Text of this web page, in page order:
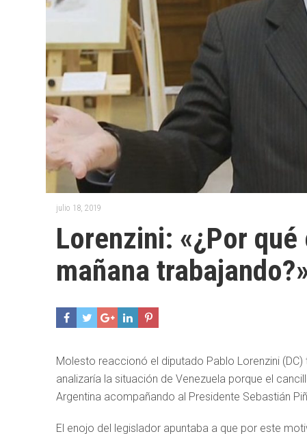
julio 18, 2019
Lorenzini: «¿Por
mañana
Molesto reaccionó el diputado Pablo Lorenzini
analizaría la situación de Venezuela porque el
Argentina acompañando al Presidente Sebastián
El enojo del legislador apuntaba a que por este